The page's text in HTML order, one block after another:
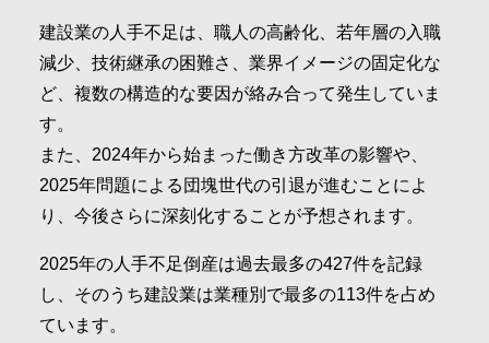
建設業の人手不足は、職人の高齢化、若年層の入職
減少、技術継承の困難さ、業界イメージの固定化な
ど、複数の構造的な要因が絡み合って発生していま
す。
また、2024年から始まった働き方改革の影響や、
2025年問題による団塊世代の引退が進むことによ
り、今後さらに深刻化することが予想されます。
2025年の人手不足倒産は過去最多の427件を記録
し、そのうち建設業は業種別で最多の113件を占め
ています。